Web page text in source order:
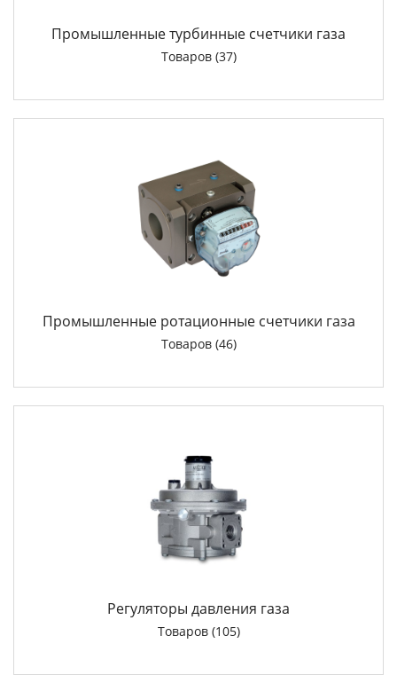
Промышленные турбинные счетчики газа
Товаров (37)
Промышленные ротационные счетчики газа
Товаров (46)
Регуляторы давления газа
Товаров (105)